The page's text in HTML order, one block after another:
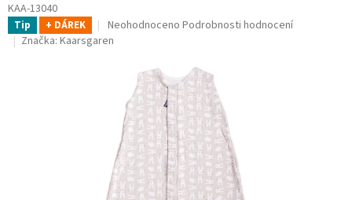
KAA-13040
Tip + DÁREK
Průměrné
hodnocení
hvězdiček.
Neohodnoceno Podrobnosti hodnocení
Značka: Kaarsgaren